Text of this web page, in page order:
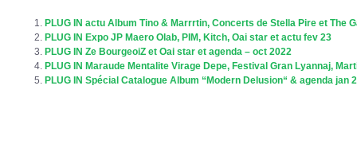
PLUG IN actu Album Tino & Marrrtin, Concerts de Stella Pire et The
PLUG IN Expo JP Maero Olab, PIM, Kitch, Oai star et actu fev 23
PLUG IN Ze BourgeoiZ et Oai star et agenda – oct 2022
PLUG IN Maraude Mentalite Virage Depe, Festival Gran Lyannaj,
PLUG IN Spécial Catalogue Album “Modern Delusion“ & agenda jan